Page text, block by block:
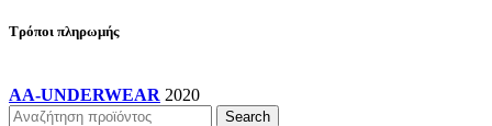
Τρόποι πληρωμής
AA-UNDERWEAR 2020
Search